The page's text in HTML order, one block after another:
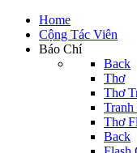
Home
Cộng Tác Viên
Báo Chí
Back
Thơ
Thơ
Thơ
Back